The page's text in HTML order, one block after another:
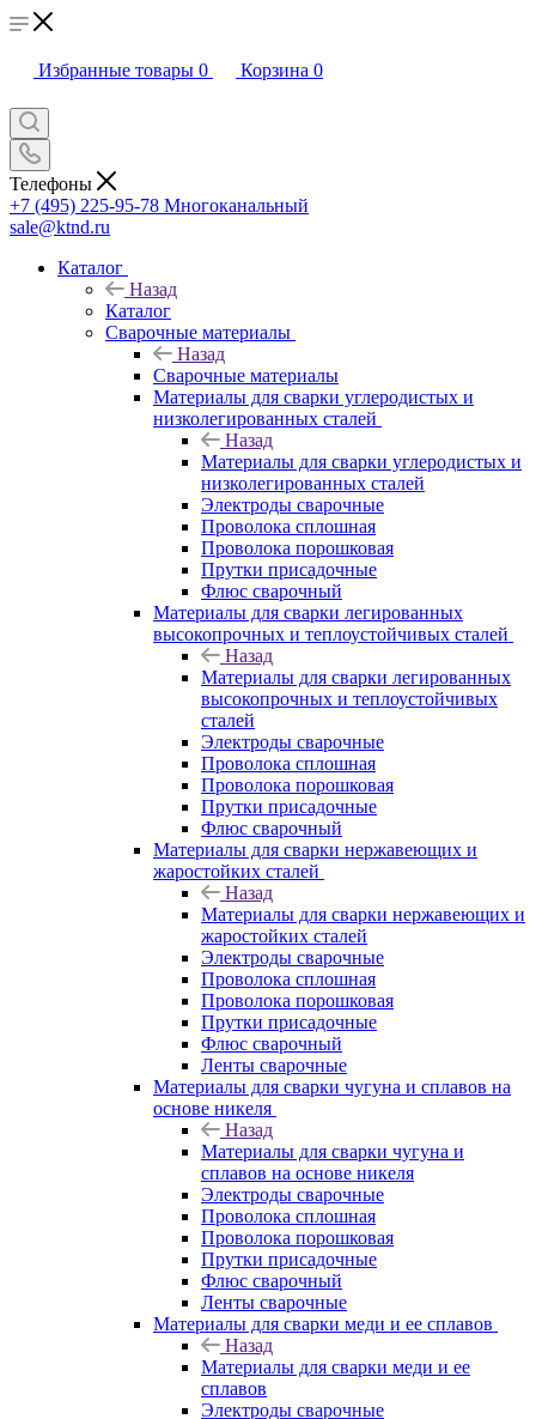
Избранные товары 0 Корзина 0
Телефоны
+7 (495) 225-95-78 Многоканальный
sale@ktnd.ru
Каталог
Назад
Каталог
Сварочные материалы
Назад
Сварочные материалы
Материалы для сварки углеродистых и
низколегированных сталей
Назад
Материалы для сварки углеродистых и
низколегированных сталей
Электроды сварочные
Проволока сплошная
Проволока порошковая
Прутки присадочные
Флюс сварочный
Материалы для сварки легированных
высокопрочных и теплоустойчивых сталей
Назад
Материалы для сварки легированных
высокопрочных и теплоустойчивых
сталей
Электроды сварочные
Проволока сплошная
Проволока порошковая
Прутки присадочные
Флюс сварочный
Материалы для сварки нержавеющих и
жаростойких сталей
Назад
Материалы для сварки нержавеющих и
жаростойких сталей
Электроды сварочные
Проволока сплошная
Проволока порошковая
Прутки присадочные
Флюс сварочный
Ленты сварочные
Материалы для сварки чугуна и сплавов на
основе никеля
Назад
Материалы для сварки чугуна и
сплавов на основе никеля
Электроды сварочные
Проволока сплошная
Проволока порошковая
Прутки присадочные
Флюс сварочный
Ленты сварочные
Материалы для сварки меди и ее сплавов
Назад
Материалы для сварки меди и ее
сплавов
Электроды сварочные